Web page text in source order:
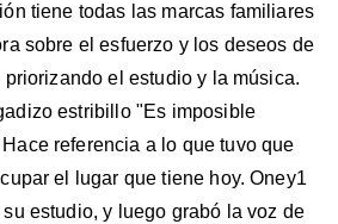
tiene todas las marcas familiares
sobre el esfuerzo y los deseos de
el estudio y la música.
estribillo "Es imposible
referencia a lo que tuvo que
el lugar que tiene hoy. Oney1
estudio, y luego grabó la voz de